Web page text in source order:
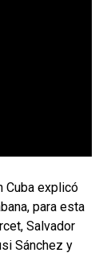
Cuba explicó
para esta
Salvador
Sánchez y